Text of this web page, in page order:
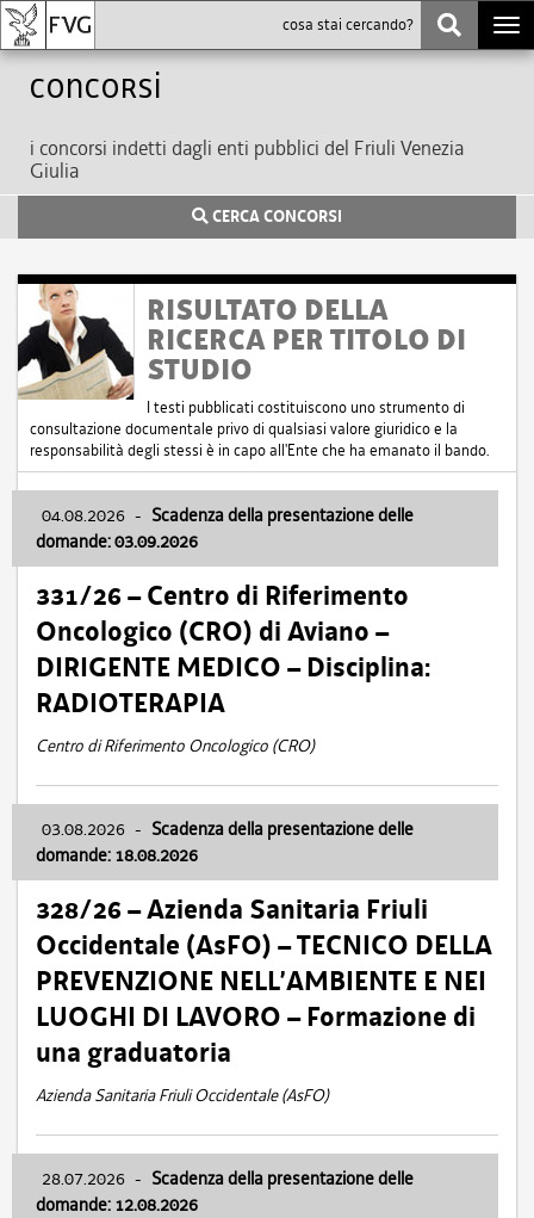
Concorsi
i concorsi indetti dagli enti pubblici del Friuli Venezia
Giulia
CERCA CONCORSI
RISULTATO DELLA
RICERCA PER TITOLO DI
STUDIO
I testi pubblicati costituiscono uno strumento di
consultazione documentale privo di qualsiasi valore giuridico e la
responsabilità degli stessi è in capo all'Ente che ha emanato il bando.
04.08.2026 - Scadenza della presentazione delle
domande: 03.09.2026
331/26 – Centro di Riferimento
Oncologico (CRO) di Aviano –
DIRIGENTE MEDICO – Disciplina:
RADIOTERAPIA
Centro di Riferimento Oncologico (CRO)
03.08.2026 - Scadenza della presentazione delle
domande: 18.08.2026
328/26 – Azienda Sanitaria Friuli
Occidentale (AsFO) – TECNICO DELLA
PREVENZIONE NELL’AMBIENTE E NEI
LUOGHI DI LAVORO – Formazione di
una graduatoria
Azienda Sanitaria Friuli Occidentale (AsFO)
28.07.2026 - Scadenza della presentazione delle
domande: 12.08.2026